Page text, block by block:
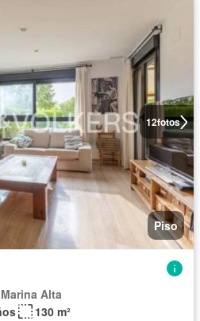
12fotos
Piso
Alta
130 m²